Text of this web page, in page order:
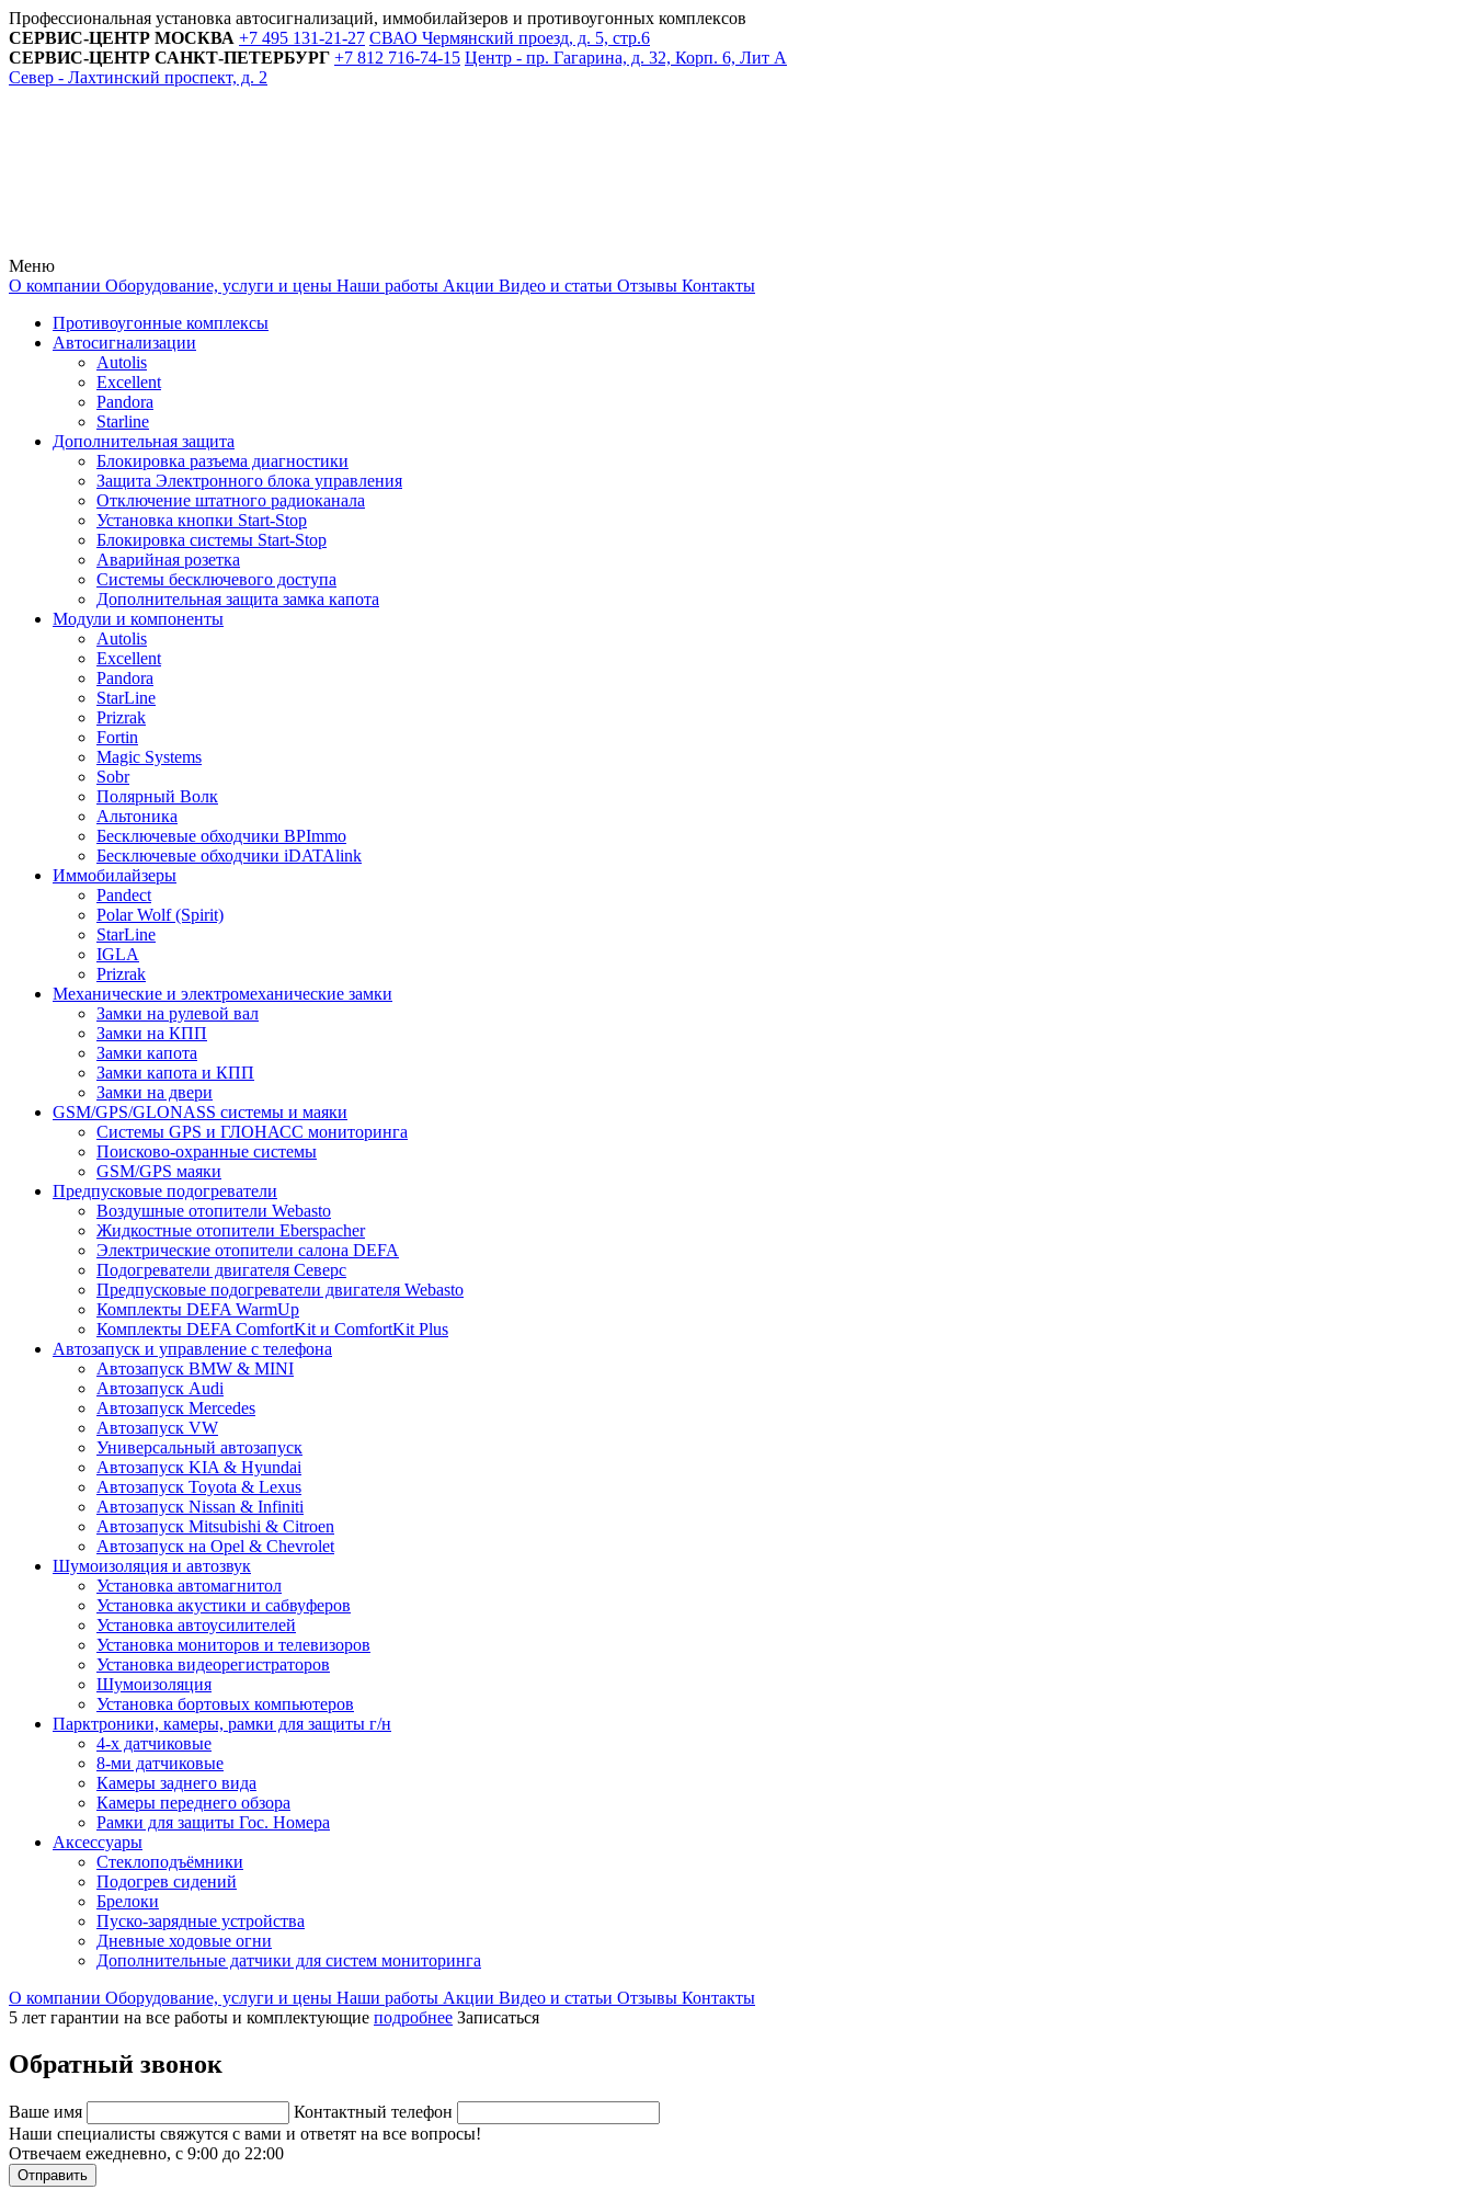
Профессиональная установка автосигнализаций, иммобилайзеров и противоугонных комплексов
СЕРВИС-ЦЕНТР МОСКВА +7 495 131-21-27 СВАО Чермянский проезд, д. 5, стр.6
СЕРВИС-ЦЕНТР САНКТ-ПЕТЕРБУРГ +7 812 716-74-15 Центр - пр. Гагарина, д. 32, Корп. 6, Лит А
Север - Лахтинский проспект, д. 2
Меню
О компании Оборудование, услуги и цены Наши работы Акции Видео и статьи Отзывы Контакты
Противоугонные комплексы
Автосигнализации
Autolis
Excellent
Pandora
Starline
Дополнительная защита
Блокировка разъема диагностики
Защита Электронного блока управления
Отключение штатного радиоканала
Установка кнопки Start-Stop
Блокировка системы Start-Stop
Аварийная розетка
Системы бесключевого доступа
Дополнительная защита замка капота
Модули и компоненты
Autolis
Excellent
Pandora
StarLine
Prizrak
Fortin
Magic Systems
Sobr
Полярный Волк
Альтоника
Бесключевые обходчики BPImmo
Бесключевые обходчики iDATAlink
Иммобилайзеры
Pandect
Polar Wolf (Spirit)
StarLine
IGLA
Prizrak
Механические и электромеханические замки
Замки на рулевой вал
Замки на КПП
Замки капота
Замки капота и КПП
Замки на двери
GSM/GPS/GLONASS системы и маяки
Системы GPS и ГЛОНАСС мониторинга
Поисково-охранные системы
GSM/GPS маяки
Предпусковые подогреватели
Воздушные отопители Webasto
Жидкостные отопители Eberspacher
Электрические отопители салона DEFA
Подогреватели двигателя Северс
Предпусковые подогреватели двигателя Webasto
Комплекты DEFA WarmUp
Комплекты DEFA ComfortKit и ComfortKit Plus
Автозапуск и управление с телефона
Автозапуск BMW & MINI
Автозапуск Audi
Автозапуск Mercedes
Автозапуск VW
Универсальный автозапуск
Автозапуск KIA & Hyundai
Автозапуск Toyota & Lexus
Автозапуск Nissan & Infiniti
Автозапуск Mitsubishi & Citroen
Автозапуск на Opel & Chevrolet
Шумоизоляция и автозвук
Установка автомагнитол
Установка акустики и сабвуферов
Установка автоусилителей
Установка мониторов и телевизоров
Установка видеорегистраторов
Шумоизоляция
Установка бортовых компьютеров
Парктроники, камеры, рамки для защиты г/н
4-х датчиковые
8-ми датчиковые
Камеры заднего вида
Камеры переднего обзора
Рамки для защиты Гос. Номера
Аксессуары
Стеклоподъёмники
Подогрев сидений
Брелоки
Пуско-зарядные устройства
Дневные ходовые огни
Дополнительные датчики для систем мониторинга
О компании Оборудование, услуги и цены Наши работы Акции Видео и статьи Отзывы Контакты
5 лет гарантии на все работы и комплектующие подробнее Записаться
Обратный звонок
Ваше имя
Контактный телефон
Наши специалисты свяжутся с вами и ответят на все вопросы!
Отвечаем ежедневно, с 9:00 до 22:00
Отправить